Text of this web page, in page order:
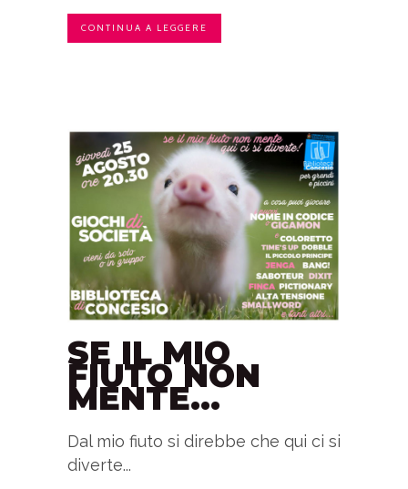
CONTINUA A LEGGERE
SE IL MIO
FIUTO NON
MENTE…
Dal mio fiuto si direbbe che qui ci si
diverte...